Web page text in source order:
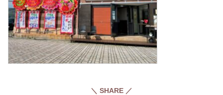
＼ SHARE ／